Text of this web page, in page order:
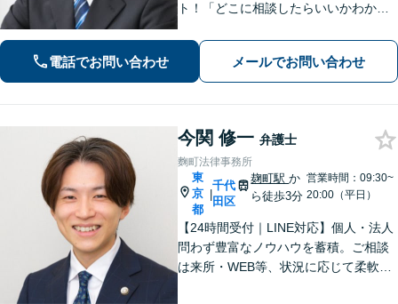
ト！「どこに相談したらいいかわから
相談ください「交通事故の示談交渉・
損害賠償請求はお任せ」【弁護士費用
特約で実質負担ゼロに】【休日・夜間
相談可】
電話でお問い合わせ メールでお問い合わせ
今関 修一 弁護士
麴町法律事務所
東
京
都
|
千代
田区
麹町駅か
ら徒歩3分
営業時間：09:30~
20:00（平日）
【24時間受付｜LINE対応】個人・法人
問わず豊富なノウハウを蓄積。ご相談
は来所・WEB等、状況に応じて柔軟に